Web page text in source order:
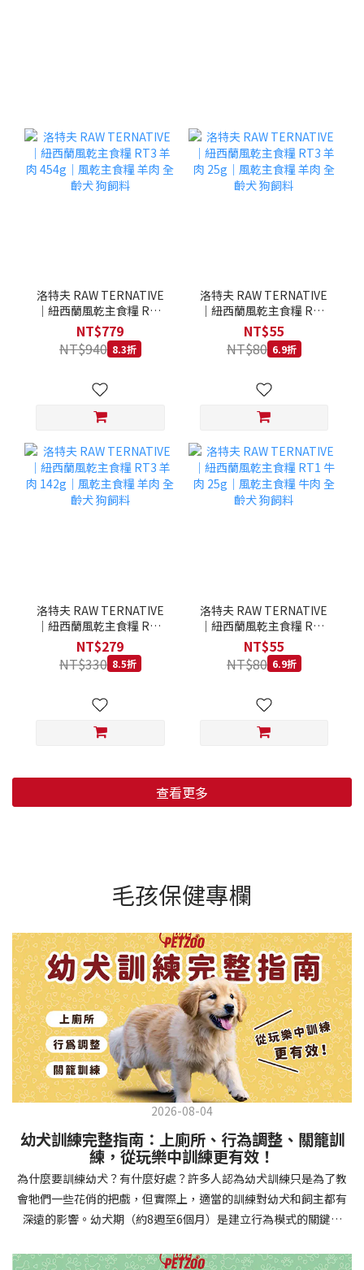
洛特夫 RAW TERNATIVE
｜紐西蘭風乾主食糧 RT3
羊肉 454g｜風乾主食糧 羊
肉 全齡犬 狗飼料
NT$779
NT$940 8.3折
洛特夫 RAW TERNATIVE
｜紐西蘭風乾主食糧 RT3
羊肉 25g｜風乾主食糧 羊
肉 全齡犬 狗飼料
NT$55
NT$80 6.9折
洛特夫 RAW TERNATIVE
｜紐西蘭風乾主食糧 RT3
羊肉 142g｜風乾主食糧 羊
肉 全齡犬 狗飼料
NT$279
NT$330 8.5折
洛特夫 RAW TERNATIVE
｜紐西蘭風乾主食糧 RT1
牛肉 25g｜風乾主食糧 牛
肉 全齡犬 狗飼料
NT$55
NT$80 6.9折
查看更多
毛孩保健專欄
2026-08-04
幼犬訓練完整指南：上廁所、行為調整、關籠訓
練，從玩樂中訓練更有效！
為什麼要訓練幼犬？有什麼好處？許多人認為幼犬訓練只是為了教
會牠們一些花俏的把戲，但實際上，適當的訓練對幼犬和飼主都有
深遠的影響。幼犬期（約8週至6個月）是建立行為模式的關鍵時
的行為問題，並建立人犬間的健康關係。 建立安全健康的生活環境